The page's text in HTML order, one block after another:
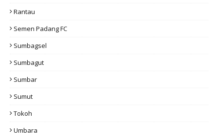
Rantau
Semen Padang FC
Sumbagsel
Sumbagut
Sumbar
Sumut
Tokoh
Umbara